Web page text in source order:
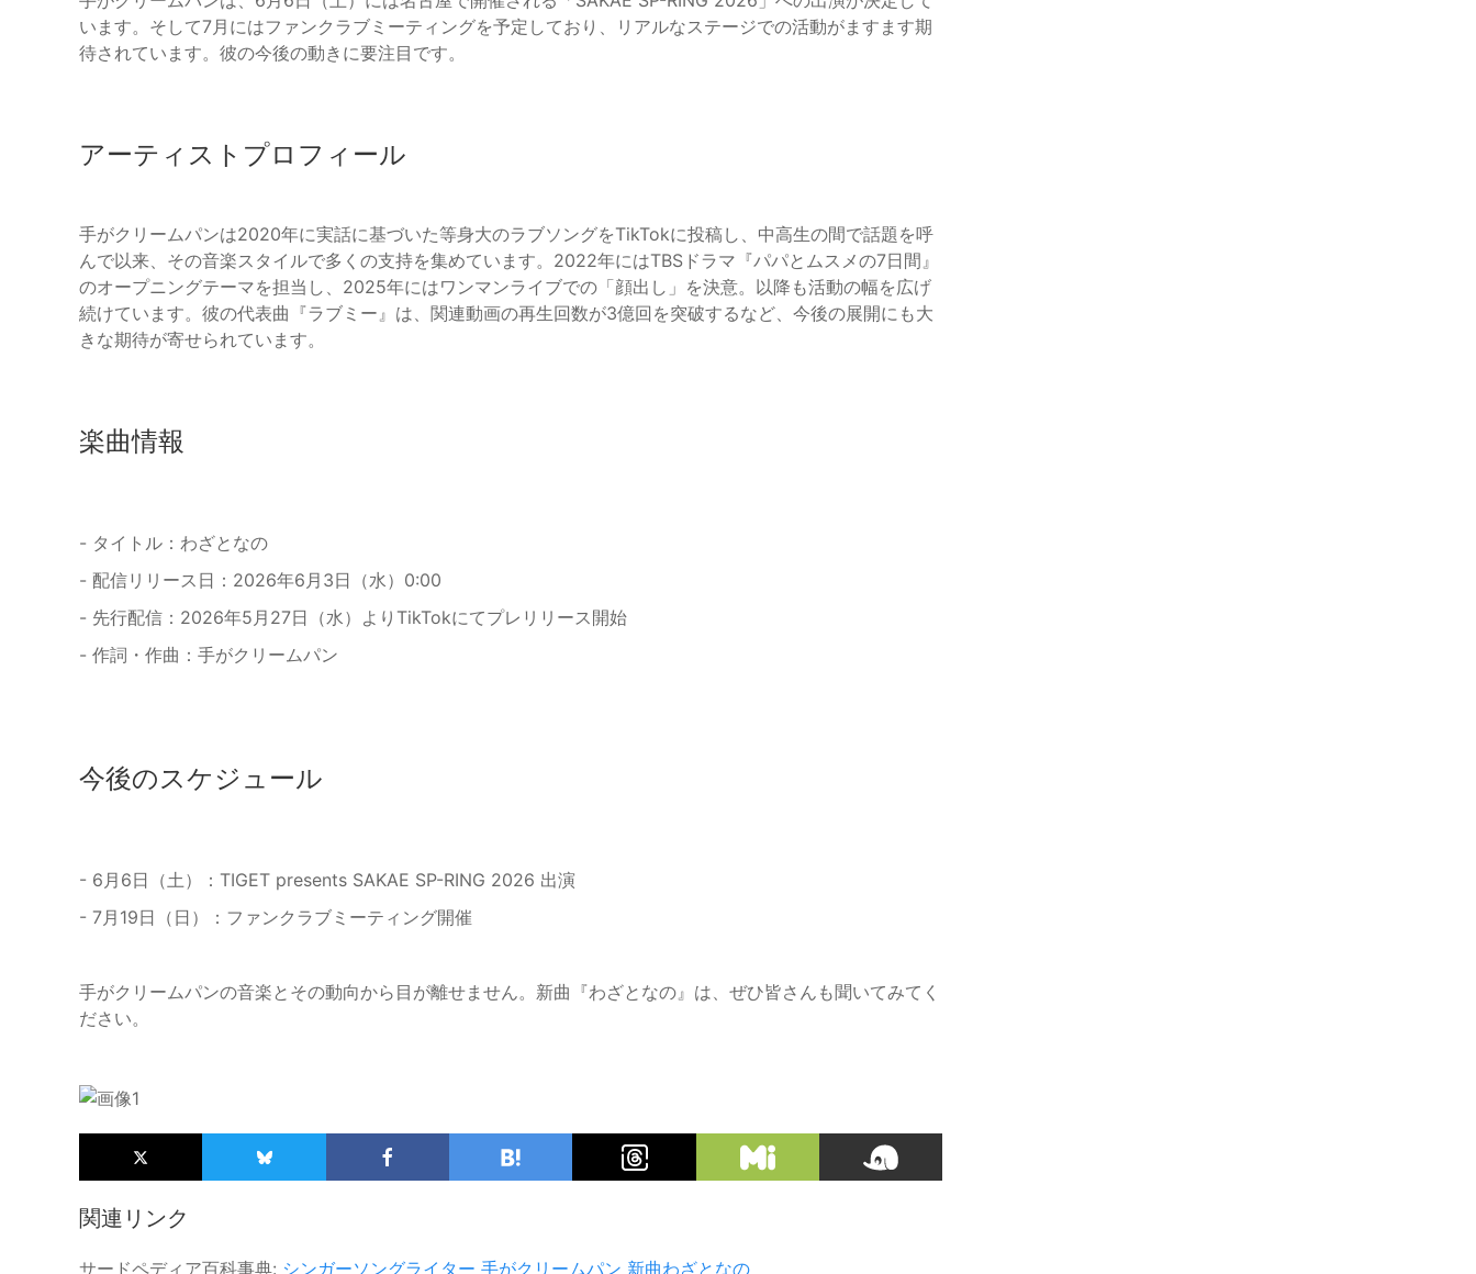
います。そして7月にはファンクラブミーティングを予定しており、リアルなステージでの活動がますます期
待されています。彼の今後の動きに要注目です。
アーティストプロフィール
手がクリームパンは2020年に実話に基づいた等身大のラブソングをTikTokに投稿し、中高生の間で話題を呼
んで以来、その音楽スタイルで多くの支持を集めています。2022年にはTBSドラマ『パパとムスメの7日間』
のオープニングテーマを担当し、2025年にはワンマンライブでの「顔出し」を決意。以降も活動の幅を広げ
続けています。彼の代表曲『ラブミー』は、関連動画の再生回数が3億回を突破するなど、今後の展開にも大
きな期待が寄せられています。
楽曲情報
- タイトル：わざとなの
- 配信リリース日：2026年6月3日（水）0:00
- 先行配信：2026年5月27日（水）よりTikTokにてプレリリース開始
- 作詞・作曲：手がクリームパン
今後のスケジュール
- 6月6日（土）：TIGET presents SAKAE SP-RING 2026 出演
- 7月19日（日）：ファンクラブミーティング開催
手がクリームパンの音楽とその動向から目が離せません。新曲『わざとなの』は、ぜひ皆さんも聞いてみてく
ださい。
関連リンク
サードペディア百科事典: シンガーソングライター 手がクリームパン 新曲わざとなの